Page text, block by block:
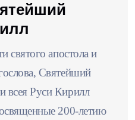
святого апостола и
Святейший
всея Руси Кирилл
200-летию